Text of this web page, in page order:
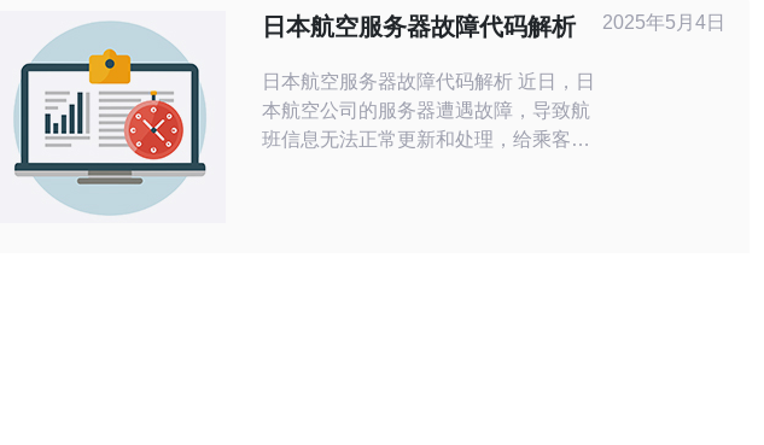
方式主要有两种：一是通过游戏官方网
站，二是通过社交媒体和玩家论坛。玩
家可以
日本航空服务器故障代码解析
日本航空服务器故障代码解析 近日，日
本航空公司的服务器遭遇故障，导致航
班信息无法正常更新和处理，给乘客和
2025年5月4日